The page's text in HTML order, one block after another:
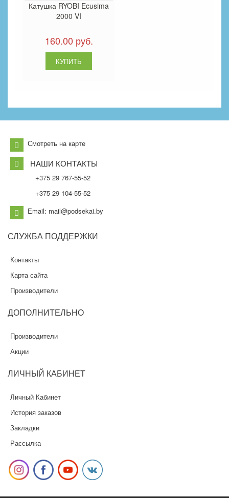
Катушка RYOBI Ecusima
2000 VI
160.00 руб.
Смотреть на карте
НАШИ КОНТАКТЫ
+375 29 767-55-52
+375 29 104-55-52
Email: mail@podsekai.by
СЛУЖБА ПОДДЕРЖКИ
Контакты
Карта сайта
Производители
ДОПОЛНИТЕЛЬНО
Производители
Акции
ЛИЧНЫЙ КАБИНЕТ
Личный Кабинет
История заказов
Закладки
Рассылка